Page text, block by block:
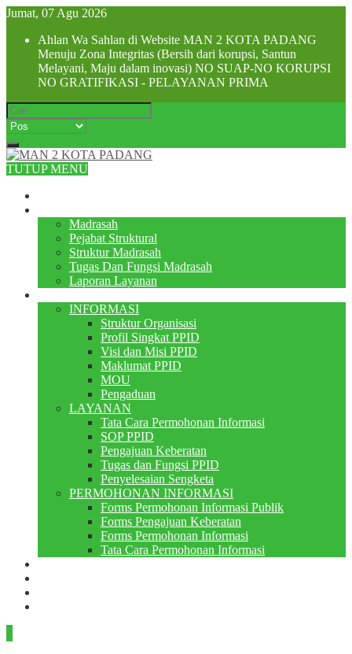
Jumat, 07 Agu 2026
Ahlan Wa Sahlan di Website MAN 2 KOTA PADANG
Menuju Zona Integritas (Bersih dari korupsi, Santun
Melayani, Maju dalam inovasi) NO SUAP-NO KORUPSI
NO GRATIFIKASI - PELAYANAN PRIMA
TUTUP MENU
Madrasah
Pejabat Struktural
Struktur Madrasah
Tugas Dan Fungsi Madrasah
Laporan Layanan
INFORMASI
Struktur Organisasi
Profil Singkat PPID
Visi dan Misi PPID
Maklumat PPID
MOU
Pengaduan
LAYANAN
Tata Cara Permohonan Informasi
SOP PPID
Pengajuan Keberatan
Tugas dan Fungsi PPID
Penyelesaian Sengketa
PERMOHONAN INFORMASI
Forms Permohonan Informasi Publik
Forms Pengajuan Keberatan
Forms Permohonan Informasi
Tata Cara Permohonan Informasi